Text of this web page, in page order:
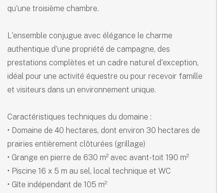
qu'une troisième chambre.
L'ensemble conjugue avec élégance le charme
authentique d'une propriété de campagne, des
prestations complètes et un cadre naturel d'exception,
idéal pour une activité équestre ou pour recevoir famille
et visiteurs dans un environnement unique.
Caractéristiques techniques du domaine :
• Domaine de 40 hectares, dont environ 30 hectares de
prairies entièrement clôturées (grillage)
• Grange en pierre de 630 m² avec avant-toit 190 m²
• Piscine 16 x 5 m au sel, local technique et WC
• Gîte indépendant de 105 m²